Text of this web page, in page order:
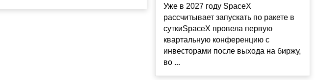
Уже в 2027 году SpaceX
рассчитывает запускать по ракете в
суткиSpaceX провела первую
квартальную конференцию с
инвесторами после выхода на биржу,
во ...